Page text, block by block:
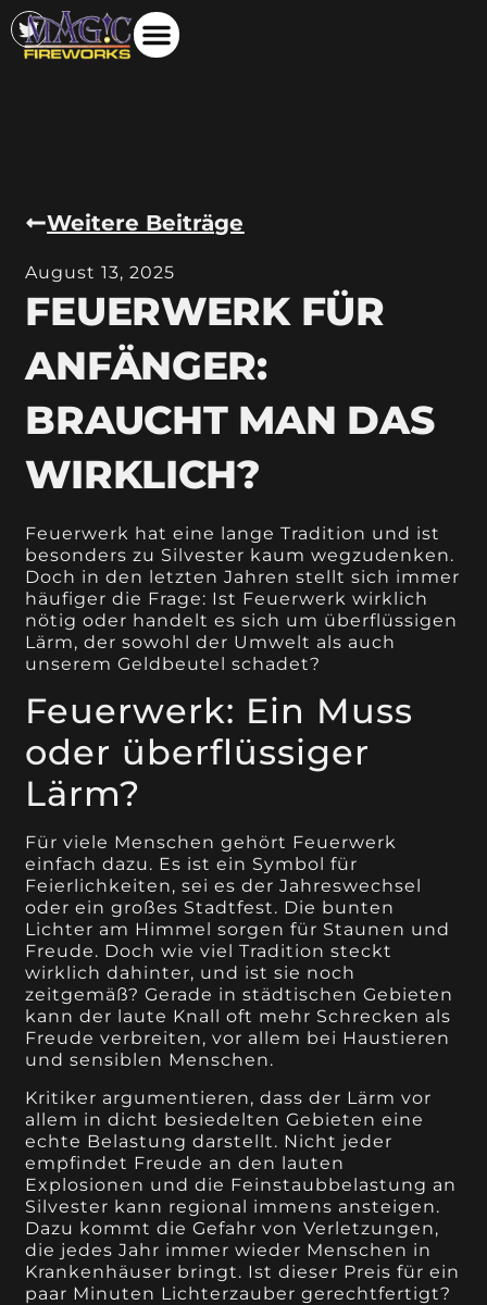
Weitere Beiträge
August 13, 2025
FEUERWERK FÜR
ANFÄNGER:
BRAUCHT MAN DAS
WIRKLICH?
Feuerwerk hat eine lange Tradition und ist
besonders zu Silvester kaum wegzudenken.
Doch in den letzten Jahren stellt sich immer
häufiger die Frage: Ist Feuerwerk wirklich
nötig oder handelt es sich um überflüssigen
Lärm, der sowohl der Umwelt als auch
unserem Geldbeutel schadet?
Feuerwerk: Ein Muss
oder überflüssiger
Lärm?
Für viele Menschen gehört Feuerwerk
einfach dazu. Es ist ein Symbol für
Feierlichkeiten, sei es der Jahreswechsel
oder ein großes Stadtfest. Die bunten
Lichter am Himmel sorgen für Staunen und
Freude. Doch wie viel Tradition steckt
wirklich dahinter, und ist sie noch
zeitgemäß? Gerade in städtischen Gebieten
kann der laute Knall oft mehr Schrecken als
Freude verbreiten, vor allem bei Haustieren
und sensiblen Menschen.
Kritiker argumentieren, dass der Lärm vor
allem in dicht besiedelten Gebieten eine
echte Belastung darstellt. Nicht jeder
empfindet Freude an den lauten
Explosionen und die Feinstaubbelastung an
Silvester kann regional immens ansteigen.
Dazu kommt die Gefahr von Verletzungen,
die jedes Jahr immer wieder Menschen in
Krankenhäuser bringt. Ist dieser Preis für ein
paar Minuten Lichterzauber gerechtfertigt?